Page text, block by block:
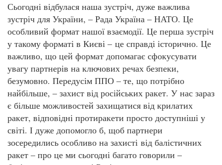
Сьогодні відбулася наша зустріч, дуже важлива
зустріч для України, – Рада Україна – НАТО. Це
особливий формат нашої взаємодії. Це перша зустріч
у такому форматі в Києві – це справді історично. Це
важливо, що цей формат допомагає сфокусувати
увагу партнерів на ключових речах безпеки,
безумовно. Передусім ППО – те, що потрібно
найбільше, – захист від російських ракет. У нас зараз
є більше можливостей захищатися від крилатих
ракет, відповідні протиракети просто доступніші у
світі. І дуже допомогло б, щоб партнери
зосередились особливо на захисті від балістичних
ракет – про це ми сьогодні багато говорили –